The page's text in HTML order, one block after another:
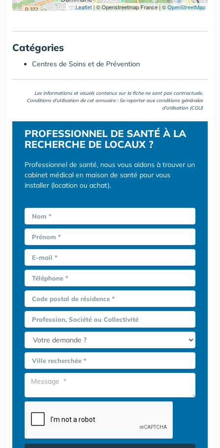
Leaflet |© Openstreetmap France | ©OpenStreetMap
Catégories
Centres de Soins et de Prévention
Les informations et visuels contenus sur la fiche ne sont pas contractuels.
Conditions d'utilisation de cet annuaire : Se reporter aux conditions générales
d'utilisation (CGU)
PROFESSIONNEL DE SANTÉ À LA
RECHERCHE DE LOCAUX ?
Professionnel de santé, nous vous aidons à trouver un
cabinet médical en maison de santé pour vous
installer (location ou achat).
Nom *
Prénom *
E-mail *
Téléphone *
Code postal de résidence *
Profession, Société ou Collectivité
Ville recherchée *